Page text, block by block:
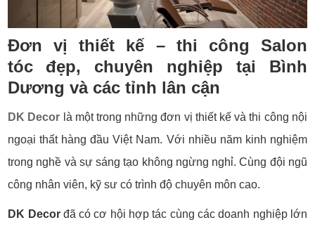
Đơn vị thiết kế – thi công Salon
tóc
đẹp, chuyên nghiệp tại Bình
Dương và các tỉnh lân cận
DK Decor là một trong những đơn vị thiết kế và thi công nội
ngoại thất hàng đầu Việt Nam. Với nhiều năm kinh nghiệm
trong nghề và sự sáng tạo không ngừng nghỉ. Cùng đội ngũ
công nhân viên, kỹ sư có trình độ chuyên môn cao.
DK Decorđã có cơ hội hợp tác cùng các doanh nghiệp lớn